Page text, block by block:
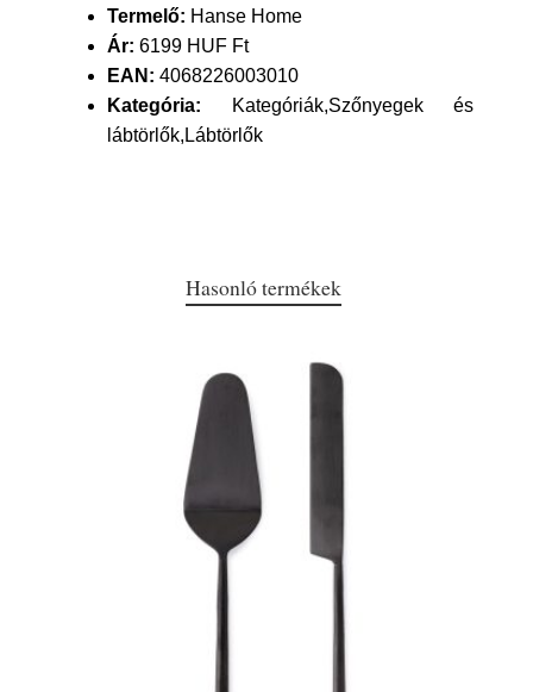
Termelő: Hanse Home
Ár: 6199 HUF Ft
EAN: 4068226003010
Kategória: Kategóriák,Szőnyegek és
lábtörlők,Lábtörlők
Hasonló termékek